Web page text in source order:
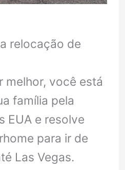
relocação de
melhor, você está
família pela
EUA e resolve
para ir de
Las Vegas.